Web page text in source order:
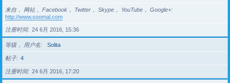
来自， 网站， Facebook， Twitter， Skype， YouTube， Google+
http://www.soomal.com
注册时间 24 6月 2016, 15:36
等级， 用户名 Solita
帖子 4
注册时间 24 6月 2016, 17:20